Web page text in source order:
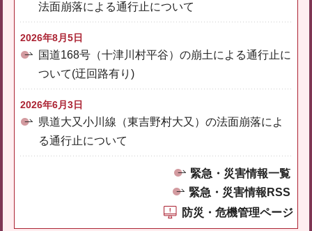
法面崩落による通行止について
2026年8月5日
国道168号（十津川村平谷）の崩土による通行止に
ついて(迂回路有り)
2026年6月3日
県道大又小川線（東吉野村大又）の法面崩落によ
る通行止について
緊急・災害情報一覧
緊急・災害情報RSS
防災・危機管理ページ